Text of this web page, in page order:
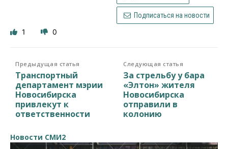
Подписаться на новости
1 0
Предыдущая статья
Транспортный
департамент мэрии
Новосибирска
привлекут к
ответственности
Следующая статья
За стрельбу у бара
«Элтон» жителя
Новосибирска
отправили в
колонию
Новости СМИ2